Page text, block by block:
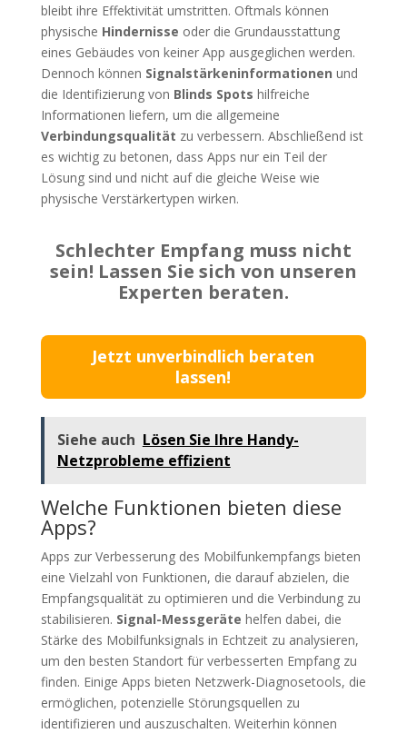
bleibt ihre Effektivität umstritten. Oftmals können
physische Hindernisse oder die Grundausstattung
eines Gebäudes von keiner App ausgeglichen werden.
Dennoch können Signalstärkeninformationen und
die Identifizierung von Blinds Spots hilfreiche
Informationen liefern, um die allgemeine
Verbindungsqualität zu verbessern. Abschließend ist
es wichtig zu betonen, dass Apps nur ein Teil der
Lösung sind und nicht auf die gleiche Weise wie
physische Verstärkertypen wirken.
Schlechter Empfang muss nicht
sein! Lassen Sie sich von unseren
Experten beraten.
Jetzt unverbindlich beraten
lassen!
Siehe auch Lösen Sie Ihre Handy-
Netzprobleme effizient
Welche Funktionen bieten diese
Apps?
Apps zur Verbesserung des Mobilfunkempfangs bieten
eine Vielzahl von Funktionen, die darauf abzielen, die
Empfangsqualität zu optimieren und die Verbindung zu
stabilisieren. Signal-Messgeräte helfen dabei, die
Stärke des Mobilfunksignals in Echtzeit zu analysieren,
um den besten Standort für verbesserten Empfang zu
finden. Einige Apps bieten Netzwerk-Diagnosetools, die
ermöglichen, potenzielle Störungsquellen zu
identifizieren und auszuschalten. Weiterhin können